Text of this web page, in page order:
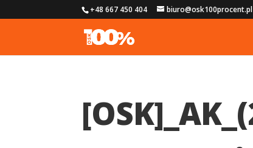
+48 667 450 404 biuro@osk100procent.pl